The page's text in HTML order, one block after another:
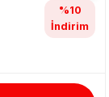
%10
İndirim